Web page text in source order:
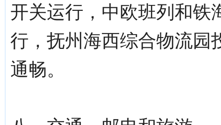
开关运行，中欧班列和铁
行，抚州海西综合物流园
通畅。